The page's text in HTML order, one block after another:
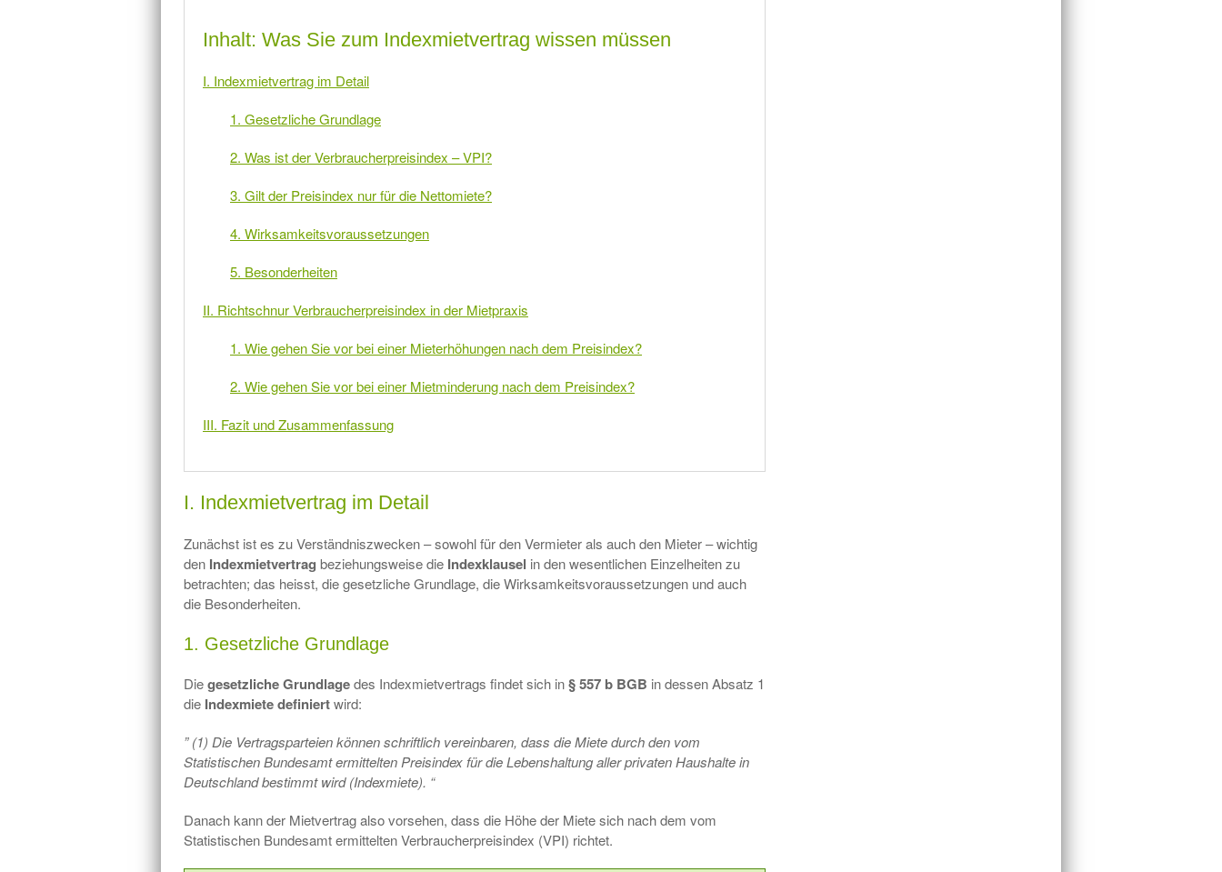
Inhalt: Was Sie zum Indexmietvertrag wissen müssen
I. Indexmietvertrag im Detail
1. Gesetzliche Grundlage
2. Was ist der Verbraucherpreisindex – VPI?
3. Gilt der Preisindex nur für die Nettomiete?
4. Wirksamkeitsvoraussetzungen
5. Besonderheiten
II. Richtschnur Verbraucherpreisindex in der Mietpraxis
1. Wie gehen Sie vor bei einer Mieterhöhungen nach dem Preisindex?
2. Wie gehen Sie vor bei einer Mietminderung nach dem Preisindex?
III. Fazit und Zusammenfassung
I. Indexmietvertrag im Detail
Zunächst ist es zu Verständniszwecken – sowohl für den Vermieter als auch den Mieter – wichtig
den Indexmietvertrag beziehungsweise die Indexklausel in den wesentlichen Einzelheiten zu
betrachten; das heisst, die gesetzliche Grundlage, die Wirksamkeitsvoraussetzungen und auch
die Besonderheiten.
1. Gesetzliche Grundlage
Diegesetzliche Grundlagedes Indexmietvertrags findet sich in§ 557 b BGB in dessen Absatz 1
die Indexmiete definiertwird:
” (1) Die Vertragsparteien können schriftlich vereinbaren, dass die Miete durch den vom
Statistischen Bundesamt ermittelten Preisindex für die Lebenshaltung aller privaten Haushalte in
Deutschland bestimmt wird (Indexmiete). “
Danach kann der Mietvertrag also vorsehen, dass die Höhe der Miete sich nach dem vom
Statistischen Bundesamt ermittelten Verbraucherpreisindex (VPI) richtet.